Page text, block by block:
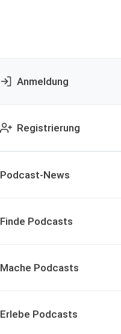
Anmeldung
Registrierung
Podcast-News
Finde Podcasts
Mache Podcasts
Erlebe Podcasts